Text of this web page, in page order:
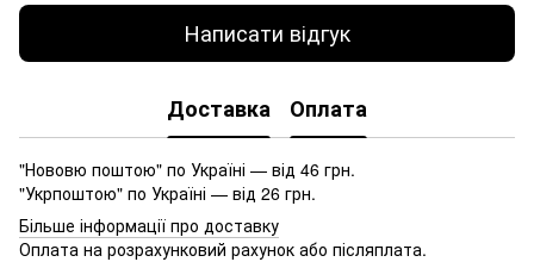
Написати відгук
Доставка Оплата
"Нововю поштою" по Україні — від 46 грн.
"Укрпоштою" по Україні — від 26 грн.
Більше інформації про доставку
Оплата на розрахунковий рахунок або післяплата.